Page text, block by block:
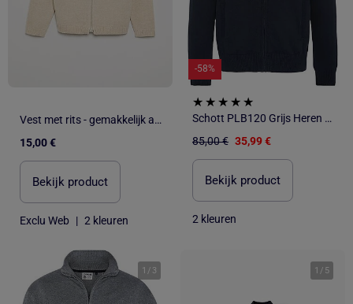
Vest met rits - gemakkelijk aan te trekken collectie
15,00 €
Bekijk product
Exclu Web | 2 kleuren
-58%
Schott PLB120 Grijs Heren Vest met Rits
85,00 € 35,99 €
Bekijk product
2 kleuren
1 / 3 1 / 5